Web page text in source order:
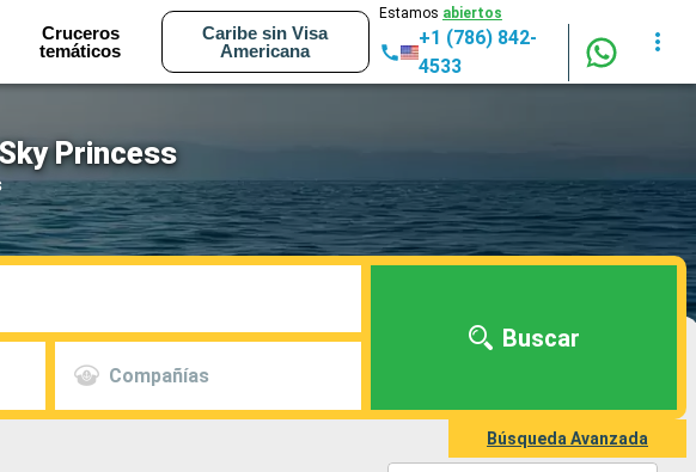
Cruceros
temáticos
Caribe sin Visa
Americana
Estamos abiertos
+1 (786) 842-
4533
Princess
Compañías
Buscar
Búsqueda Avanzada